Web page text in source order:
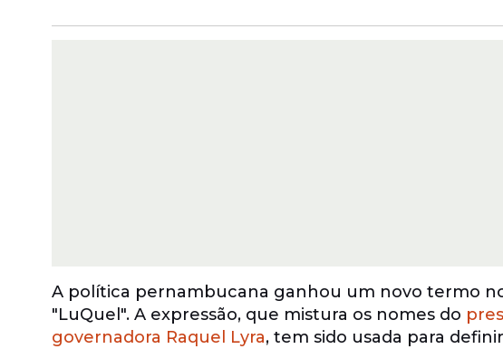
A política pernambucana ganhou um novo termo
"LuQuel". A expressão, que mistura os nomes do
governadora Raquel Lyra, tem sido usada para